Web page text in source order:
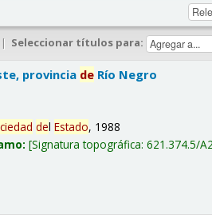
| Seleccionar títulos para:
provincia de Río Negro
delEstado, 1988
Signatura topográfica:621.374.5/